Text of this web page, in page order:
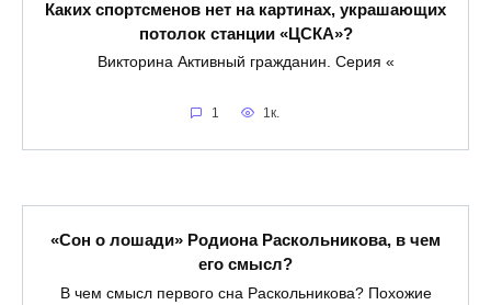
Каких спортсменов нет на картинах, украшающих
потолок станции «ЦСКА»?
Викторина Активный гражданин. Серия «
1 1к.
«Сон о лошади» Родиона Раскольникова, в чем
его смысл?
В чем смысл первого сна Раскольникова? Похожие